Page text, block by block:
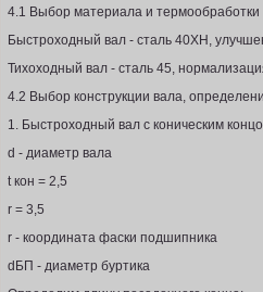
4.1 Выбор материала и термообработки
Быстроходный вал - сталь 40ХН,
Тихоходный вал - сталь 45,
4.2 Выбор конструкции вала,
1. Быстроходный вал с коническим
d - диаметр вала
t кон = 2,5
r = 3,5
r - координата фаски подшипника
dБП - диаметр буртика